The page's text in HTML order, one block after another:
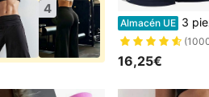
4
Almacén UE 3 piezas de pantalones cortos deportivos
16,25€